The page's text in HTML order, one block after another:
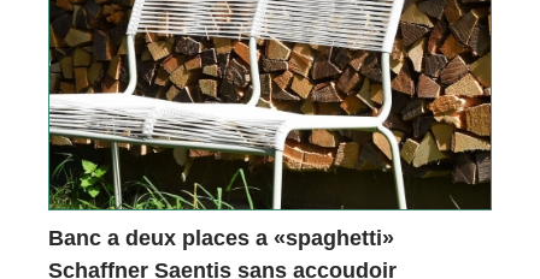
Banc a deux places a «spaghetti»
Schaffner Saentis sans accoudoir